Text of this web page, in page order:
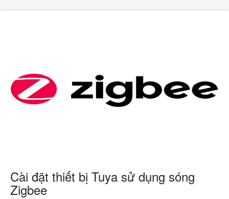
Cài đặt thiết bị Tuya sử dụng sóng
Zigbee